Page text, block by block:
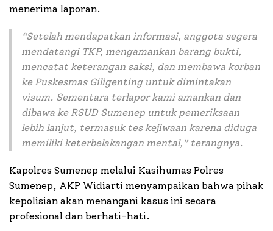
menerima laporan.
“Setelah mendapatkan informasi, anggota segera
mendatangi TKP, mengamankan barang bukti,
mencatat keterangan saksi, dan membawa korban
ke Puskesmas Giligenting untuk dimintakan
visum. Sementara terlapor kami amankan dan
dibawa ke RSUD Sumenep untuk pemeriksaan
lebih lanjut, termasuk tes kejiwaan karena diduga
memiliki keterbelakangan mental,” terangnya.
Kapolres Sumenep melalui Kasihumas Polres
Sumenep, AKP Widiarti menyampaikan bahwa pihak
kepolisian akan menangani kasus ini secara
profesional dan berhati-hati.